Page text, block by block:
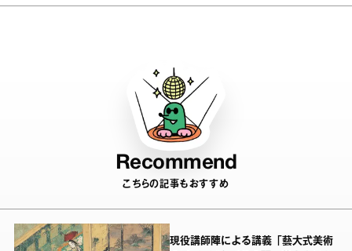
Recommend
こちらの記事もおすすめ
現役講師陣による講義「藝大式美術